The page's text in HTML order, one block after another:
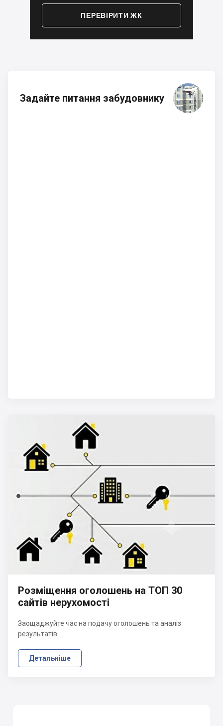
ПЕРЕВІРИТИ ЖК
Задайте питання забудовнику
Розміщення оголошень на ТОП 30
сайтів нерухомості
Заощаджуйте час на подачу оголошень та аналіз
результатів
Детальніше